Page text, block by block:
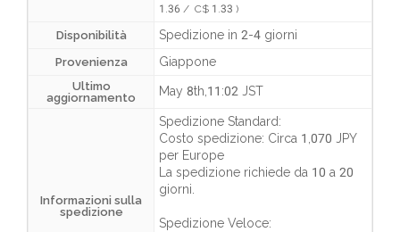
1.36 / C$ 1.33 )
Disponibilità Spedizione in 2-4 giorni
Provenienza Giappone
Ultimo
aggiornamento
May 8th,11:02 JST
Informazioni sulla
spedizione
Spedizione Standard:
Costo spedizione: Circa 1,070 JPY
per Europe
La spedizione richiede da 10 a 20
giorni
Spedizione Veloce: